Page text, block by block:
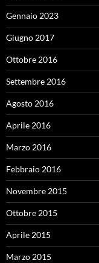
Gennaio 2023
Giugno 2017
Ottobre 2016
Settembre 2016
Agosto 2016
Aprile 2016
Marzo 2016
Febbraio 2016
Novembre 2015
Ottobre 2015
Aprile 2015
Marzo 2015